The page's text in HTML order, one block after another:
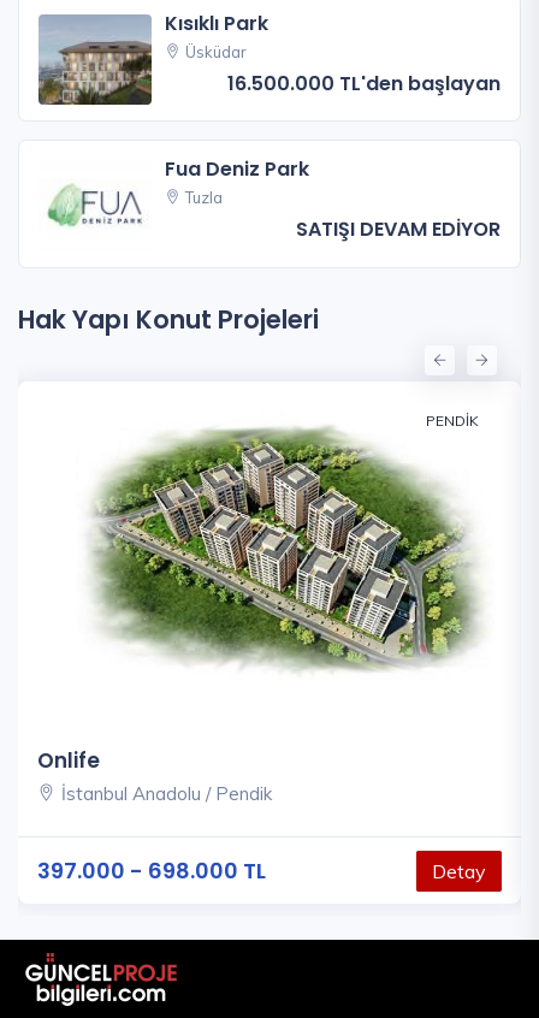
Kısıklı Park
Üsküdar
16.500.000 TL'den başlayan
Fua Deniz Park
Tuzla
SATIŞI DEVAM EDİYOR
Hak Yapı Konut Projeleri
PENDIK
Onlife
İstanbul Anadolu / Pendik
397.000 - 698.000 TL Detay